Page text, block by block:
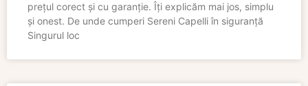
prețul corect și cu garanție. Îți explicăm mai jos, simplu
și onest. De unde cumperi Sereni Capelli în siguranță
Singurul loc